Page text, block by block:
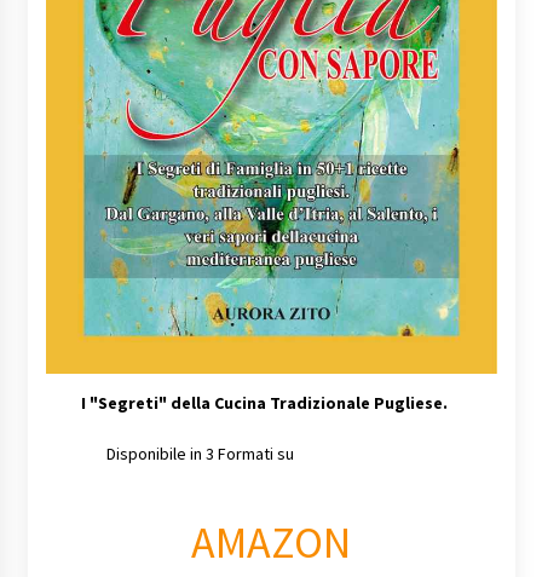
I "Segreti" della Cucina Tradizionale Pugliese.
Disponibile in 3 Formati su
AMAZON